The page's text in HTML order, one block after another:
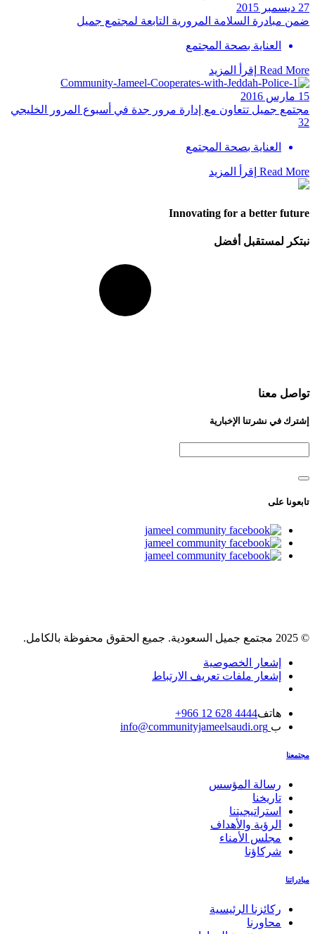
27 ديسمبر 2015
ضمن مبادرة السلامة المرورية التابعة لمجتمع جميل
العناية بصحة المجتمع
Read More إقرأ المزيد
15 مارس 2016
مجتمع جميل تتعاون مع إدارة مرور جدة في أسبوع المرور الخليجي
32
العناية بصحة المجتمع
Read More إقرأ المزيد
Innovating for a better future
نبتكر لمستقبل أفضل
تواصل معنا
إشترك في نشرتنا الإخبارية
تابعونا على
© 2025 مجتمع جميل السعودية. جميع الحقوق محفوظة بالكامل.
إشعار الخصوصية
إشعار ملفات تعريف الارتباط
هاتف4444 628 12 966+
ب
مجتمعنا
رسالة المؤسس
تاريخنا
استراتيجيتنا
الرؤية والأهداف
مجلس الأمناء
شركاؤنا
مبادراتنا
ركائزنا الرئيسية
محاورنا